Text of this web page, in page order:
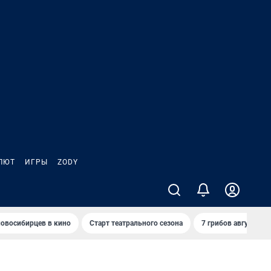
ИГРЫ ZODY
в кино Старт театрального сезона 7 грибов августа